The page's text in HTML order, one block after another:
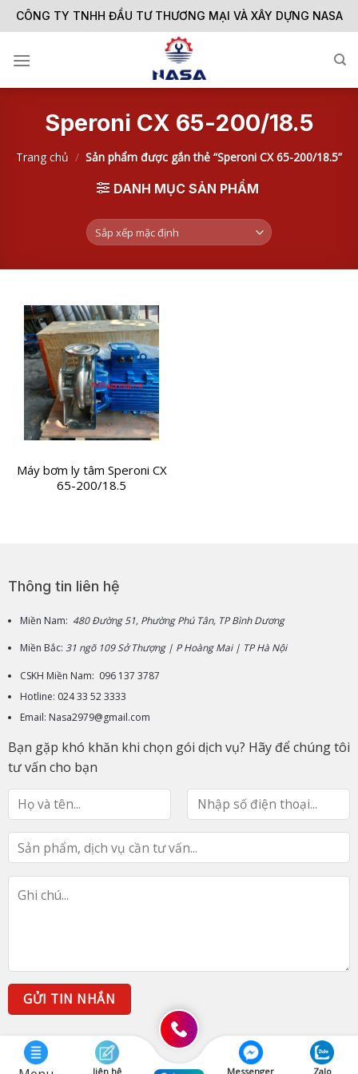
Skip
to
CÔNG TY TNHH ĐẦU TƯ THƯƠNG MẠI VÀ XÂY DỰNG NASA
Speroni CX 65-200/18.5
Trang chủ / Sản phẩm được gắn thẻ “Speroni CX 65-200/18.5”
DANH MỤC SẢN PHẨM
Máy bơm ly tâm Speroni CX
65-200/18.5
Thông tin liên hệ
Miền Nam: 480 Đường 51, Phường Phú Tân, TP Bình Dương
Miền Bắc: 31 ngõ 109 Sở Thượng | P Hoàng Mai | TP Hà Nội
CSKH Miền Nam: 096 137 3787
Hotline: 024 33 52 3333
Email: Nasa2979@gmail.com
Bạn gặp khó khăn khi chọn gói dịch vụ? Hãy để chúng tôi
tư vấn cho bạn
liên hệ Messenger Zalo